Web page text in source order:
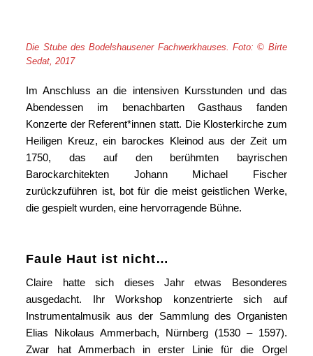
Die Stube des Bodelshausener Fachwerkhauses. Foto: © Birte
Sedat, 2017
Im Anschluss an die intensiven Kursstunden und das
Abendessen im benachbarten Gasthaus fanden
Konzerte der Referent*innen statt. Die Klosterkirche zum
Heiligen Kreuz, ein barockes Kleinod aus der Zeit um
1750, das auf den berühmten bayrischen
Barockarchitekten Johann Michael Fischer
zurückzuführen ist, bot für die meist geistlichen Werke,
die gespielt wurden, eine hervorragende Bühne.
Faule Haut ist nicht…
Claire hatte sich dieses Jahr etwas Besonderes
ausgedacht. Ihr Workshop konzentrierte sich auf
Instrumentalmusik aus der Sammlung des Organisten
Elias Nikolaus Ammerbach, Nürnberg (1530 – 1597).
Zwar hat Ammerbach in erster Linie für die Orgel